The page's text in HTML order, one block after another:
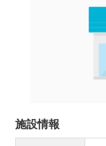
施設情報